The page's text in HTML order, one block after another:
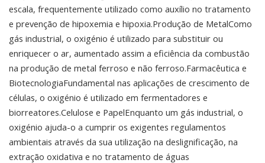
escala, frequentemente utilizado como auxílio no tratamento
e prevenção de hipoxemia e hipoxia.Produção de MetalComo
gás industrial, o oxigénio é utilizado para substituir ou
enriquecer o ar, aumentado assim a eficiência da combustão
na produção de metal ferroso e não ferroso.Farmacêutica e
BiotecnologiaFundamental nas aplicações de crescimento de
células, o oxigénio é utilizado em fermentadores e
biorreatores.Celulose e PapelEnquanto um gás industrial, o
oxigénio ajuda-o a cumprir os exigentes regulamentos
ambientais através da sua utilização na deslignificação, na
extração oxidativa e no tratamento de águas